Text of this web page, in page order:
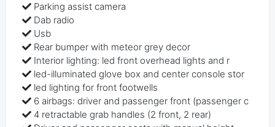
Parking assist camera
Dab radio
Usb
Rear bumper with meteor grey decor
Interior lighting: led front overhead lights and r
led-illuminated glove box and center console stor
led lighting for front footwells
6 airbags: driver and passenger front (passenger c
4 retractable grab handles (2 front, 2 rear)